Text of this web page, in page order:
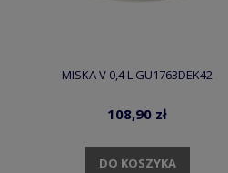
MISKA V 0,4 L GU1763DEK42
108,90 zł
DO KOSZYKA